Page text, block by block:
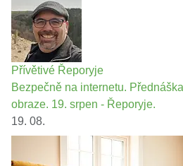
Přívětivé Řeporyje
Bezpečně na internetu.
obraze. 19. srpen - Řeporyje.
19. 08.